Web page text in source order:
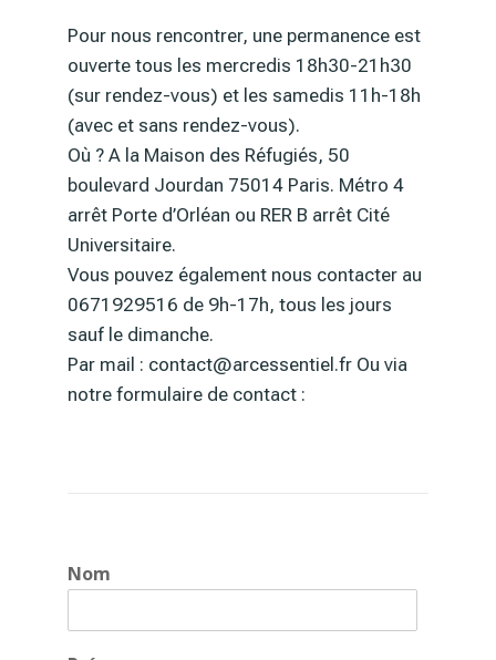
Pour nous rencontrer, une permanence est
ouverte tous les mercredis 18h30-21h30
(sur rendez-vous) et les samedis 11h-18h
(avec et sans rendez-vous).
Où ? A la Maison des Réfugiés, 50
boulevard Jourdan 75014 Paris. Métro 4
arrêt Porte d’Orléan ou RER B arrêt Cité
Universitaire.
Vous pouvez également nous contacter au
0671929516 de 9h-17h, tous les jours
sauf le dimanche.
Par mail : contact@arcessentiel.fr Ou via
notre formulaire de contact :
Nom